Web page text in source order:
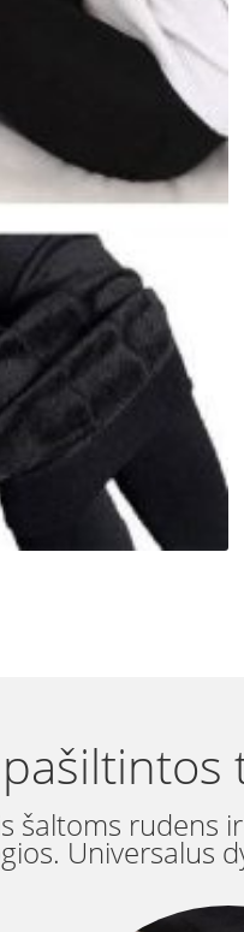
rudens
Universalus